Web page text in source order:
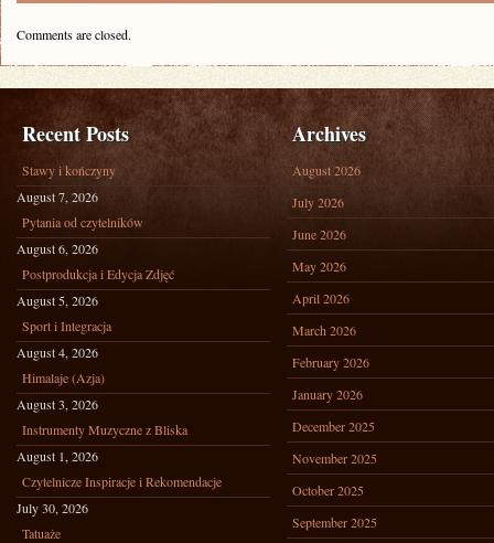
Comments are closed.
Recent Posts
Stawy i kończyny
August 7, 2026
Pytania od czytelników
August 6, 2026
Postprodukcja i Edycja Zdjęć
August 5, 2026
Sport i Integracja
August 4, 2026
Himalaje (Azja)
August 3, 2026
Instrumenty Muzyczne z Bliska
August 1, 2026
Czytelnicze Inspiracje i Rekomendacje
July 30, 2026
Tatuaże
Archives
August 2026
July 2026
June 2026
May 2026
April 2026
March 2026
February 2026
January 2026
December 2025
November 2025
October 2025
September 2025